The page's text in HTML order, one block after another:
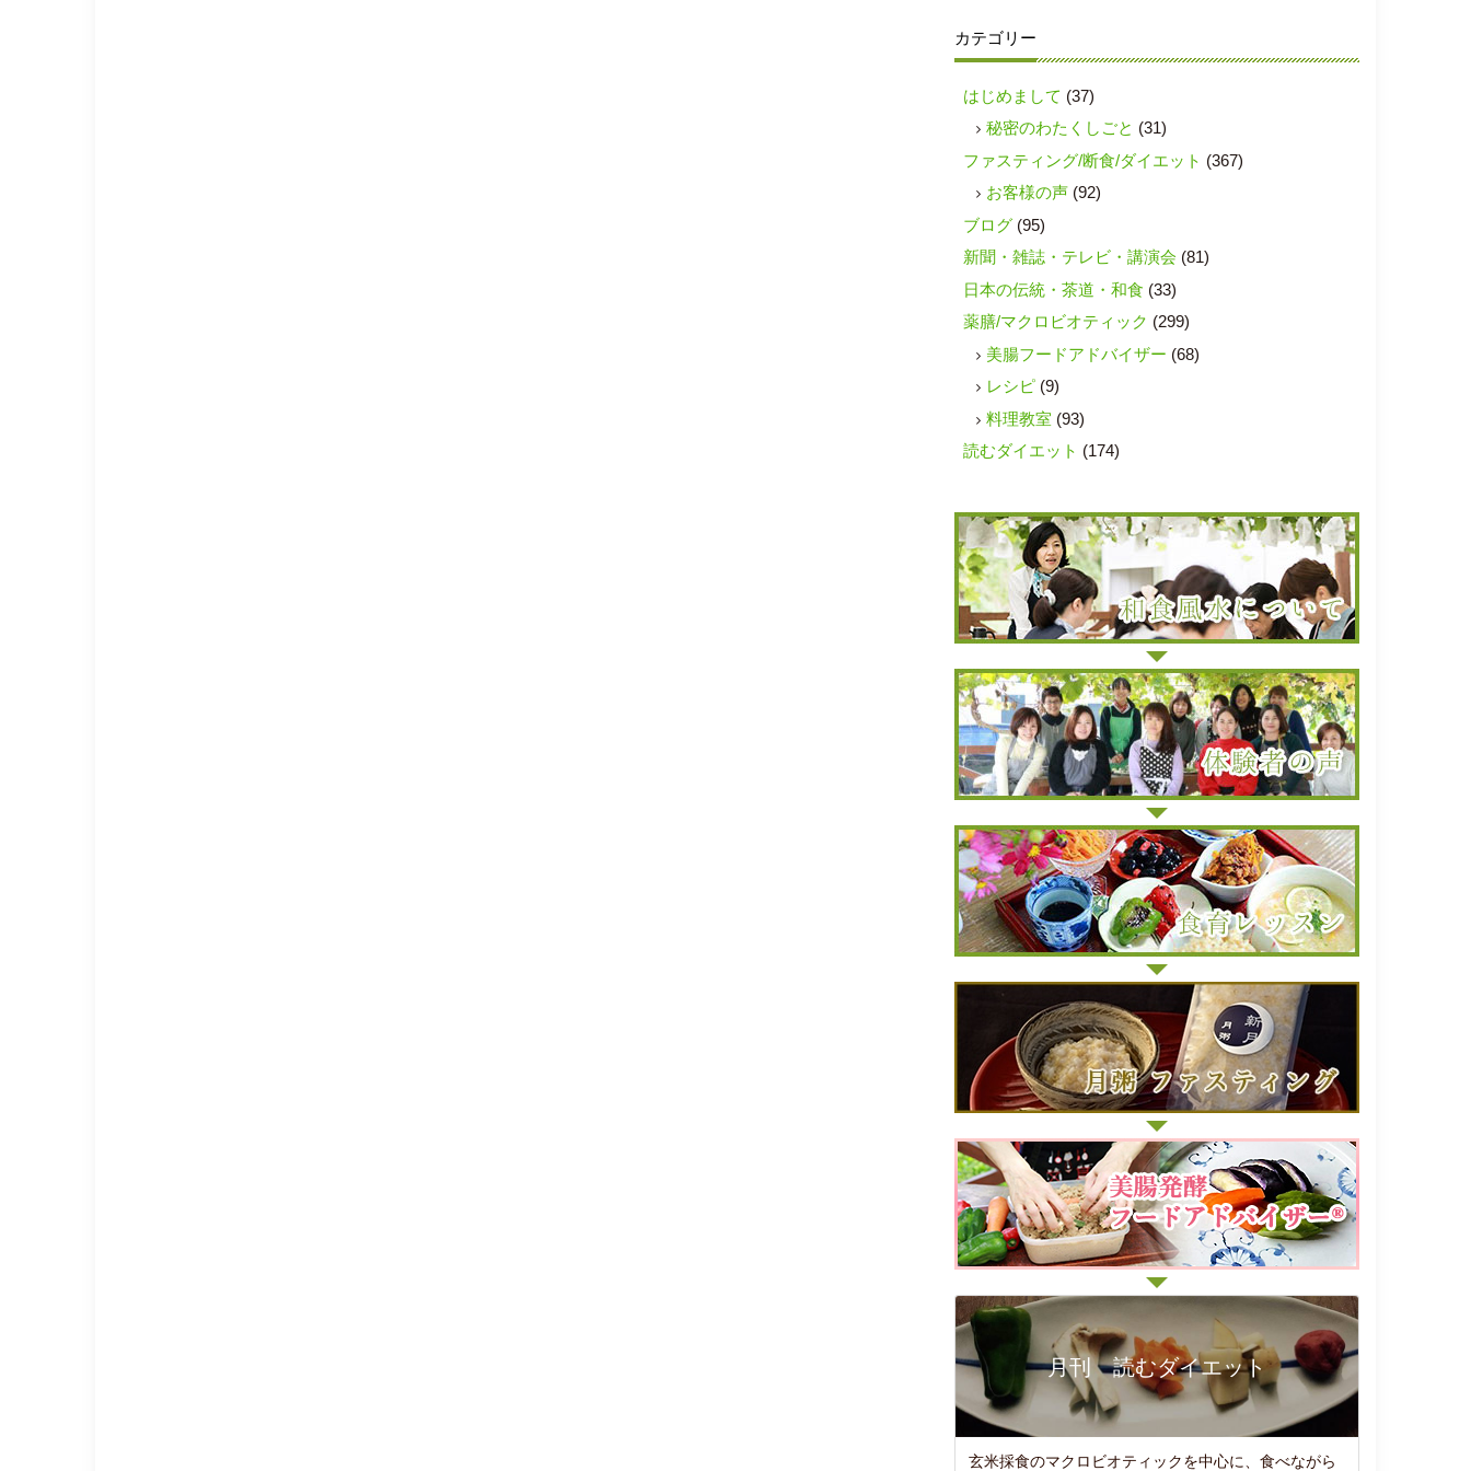
カテゴリー
はじめまして (37)
秘密のわたくしごと (31)
ファスティング/断食/ダイエット (367)
お客様の声(92)
ブログ(95)
新聞・雑誌・テレビ・講演会 (81)
日本の伝統・茶道・和食 (33)
薬膳/マクロビオティック (299)
美腸フードアドバイザー (68)
レシピ(9)
料理教室 (93)
読むダイエット (174)
月刊 読むダイエット
玄米採食のマクロビオティックを中心に、食べながら